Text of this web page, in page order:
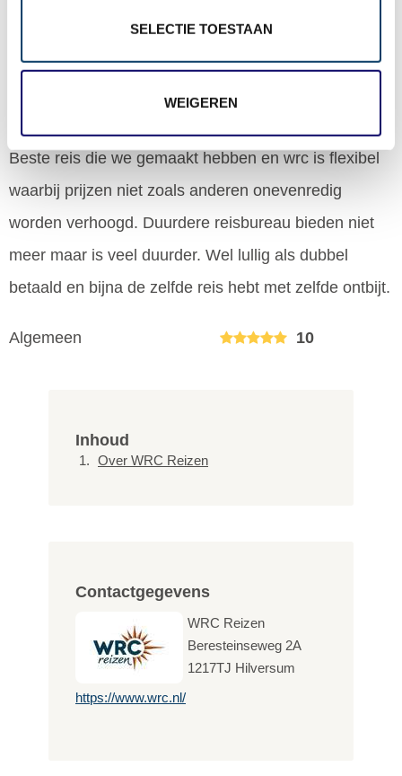
SELECTIE TOESTAAN
WEIGEREN
A Makop 29 april 2019
bestemming: Namibië, reisperiode: juni 2018
Beste reis die we gemaakt hebben en wrc is flexibel
waarbij prijzen niet zoals anderen onevenredig
worden verhoogd. Duurdere reisbureau bieden niet
meer maar is veel duurder. Wel lullig als dubbel
betaald en bijna de zelfde reis hebt met zelfde ontbijt.
Algemeen 10
Inhoud
Over WRC Reizen
Contactgegevens
WRC Reizen
Beresteinseweg 2A
1217TJ Hilversum
https://www.wrc.nl/